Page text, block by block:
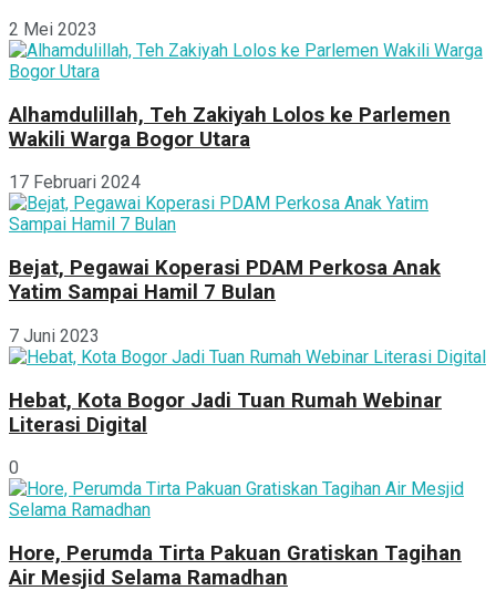
2 Mei 2023
Alhamdulillah, Teh Zakiyah Lolos ke Parlemen
Wakili Warga Bogor Utara
17 Februari 2024
Bejat, Pegawai Koperasi PDAM Perkosa Anak
Yatim Sampai Hamil 7 Bulan
7 Juni 2023
Hebat, Kota Bogor Jadi Tuan Rumah Webinar
Literasi Digital
0
Hore, Perumda Tirta Pakuan Gratiskan Tagihan
Air Mesjid Selama Ramadhan